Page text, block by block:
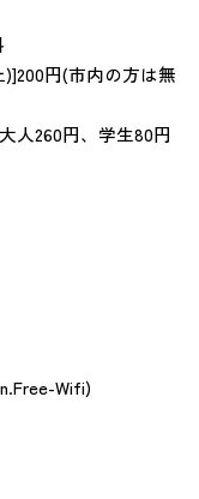
円(市内の方は無
人260円、学生80円
Wifi)